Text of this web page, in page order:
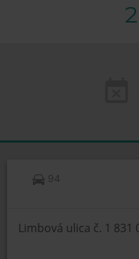
94
Limbová ulica č. 1 831